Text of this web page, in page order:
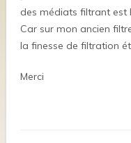
des médiats filtrant est
Car sur mon ancien
la finesse de filtration
Merci